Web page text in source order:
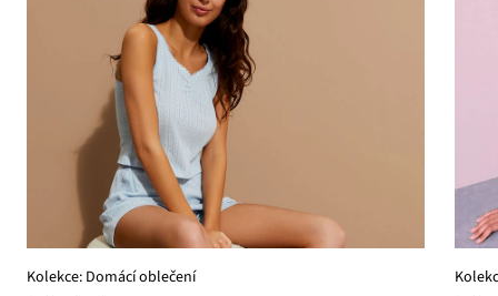
Kolekce: Domácí oblečení